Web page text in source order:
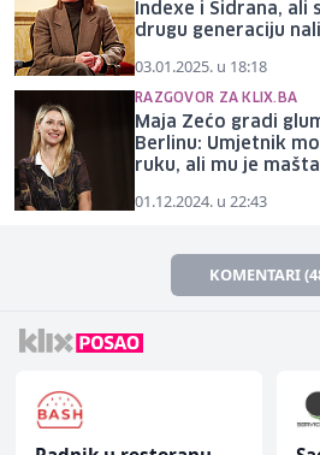
Indexe i Sidrana, ali
drugu generaciju
03.01.2025. u 18:18
RAZGOVOR ZA KLIX.BA
Maja Zećo gradi
Berlinu: Umjetnik
ruku, ali mu je
01.12.2024. u 22:43
KOMENTARI